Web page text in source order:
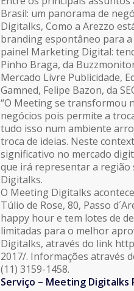
Brasil: um panorama de
Digitalks, Como a Arezzo
branding espontâneo para a
painel Marketing Digital:
Pinho Braga, da
Mercado Livre Publicidade,
Gamned, Felipe Bazon, da
“O Meeting se transformou
negócios pois permite a
tudo isso num ambiente
troca de ideias. Neste
significativo no mercado
que irá representar a região
Digitalks.
O Meeting Digitalks
Túlio de Rose, 80, Passo
happy hour e tem lotes de
limitadas para o melhor
Digitalks, através do link
2017/. Informações através
(11) 3159-1458.
Serviço – Meeting